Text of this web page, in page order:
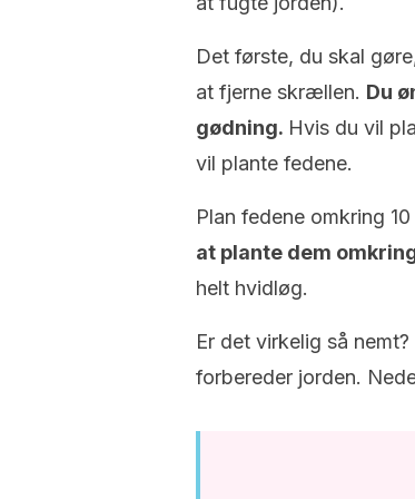
Det første, du skal
at fjerne skrællen. Du
gødning. Hvis du vil
vil plante fedene.
Plan fedene omkring
at plante dem
helt hvidløg.
Er det virkelig så
forbereder jorden.